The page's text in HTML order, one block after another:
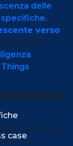
delle
verso
.
si struttura
che
case